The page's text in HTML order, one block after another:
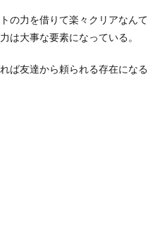
の力を借りて楽々クリアなんて
は大事な要素になっている。
ば友達から頼られる存在になる